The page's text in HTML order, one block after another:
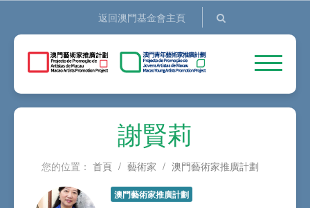
返回澳門基金會主頁
謝賢莉
您的位置： 首頁 / 藝術家 / 澳門藝術家推廣計劃
澳門藝術家推廣計劃